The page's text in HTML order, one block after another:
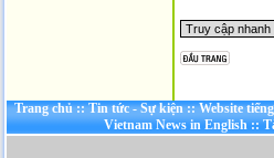
Trang chủ::Tin tức - Sự kiện::Website
Vietnam News in English::